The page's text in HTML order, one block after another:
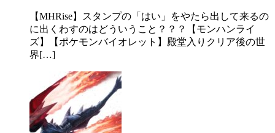
【MHRise】スタンプの「はい」をやたら出して来るの
に出くわすのはどういうこと？？？【モンハンライ
ズ】【ポケモンバイオレット】殿堂入りクリア後の世
界[…]